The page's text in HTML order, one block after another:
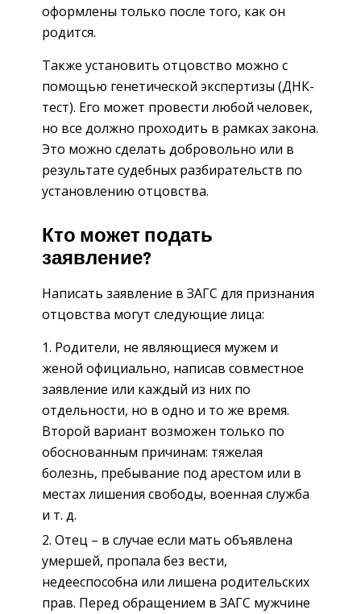
оформлены только после того, как он
родится.
Также установить отцовство можно с
помощью генетической экспертизы (ДНК-
тест). Его может провести любой человек,
но все должно проходить в рамках закона.
Это можно сделать добровольно или в
результате судебных разбирательств по
установлению отцовства.
Кто может подать
заявление?
Написать заявление в ЗАГС для признания
отцовства могут следующие лица:
Родители, не являющиеся мужем и
женой официально, написав совместное
заявление или каждый из них по
отдельности, но в одно и то же время.
Второй вариант возможен только по
обоснованным причинам: тяжелая
болезнь, пребывание под арестом или в
местах лишения свободы, военная служба
и т. д.
Отец – в случае если мать объявлена
умершей, пропала без вести,
недееспособна или лишена родительских
прав. Перед обращением в ЗАГС мужчине